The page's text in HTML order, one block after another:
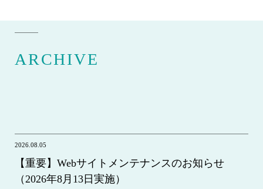
ARCHIVE
2026.08.05
【重要】Webサイトメンテナンスのお知らせ
（2026年8月13日実施）